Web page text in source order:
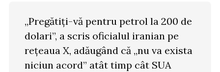
„Pregătiți-vă pentru petrol la 200 de
dolari”, a scris oficialul iranian pe
rețeaua X, adăugând că „nu va exista
niciun acord” atât timp cât SUA